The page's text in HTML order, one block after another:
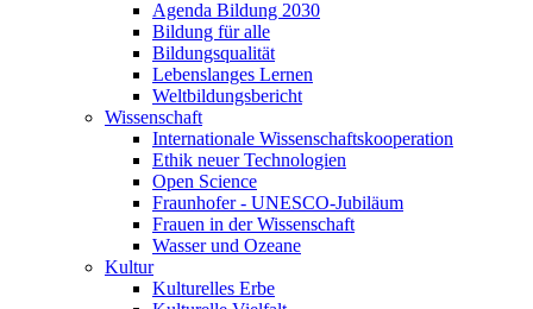
Agenda Bildung 2030
Bildung für alle
Bildungsqualität
Lebenslanges Lernen
Weltbildungsbericht
Wissenschaft
Internationale Wissenschaftskooperation
Ethik neuer Technologien
Open Science
Fraunhofer - UNESCO-Jubiläum
Frauen in der Wissenschaft
Wasser und Ozeane
Kultur
Kulturelles Erbe